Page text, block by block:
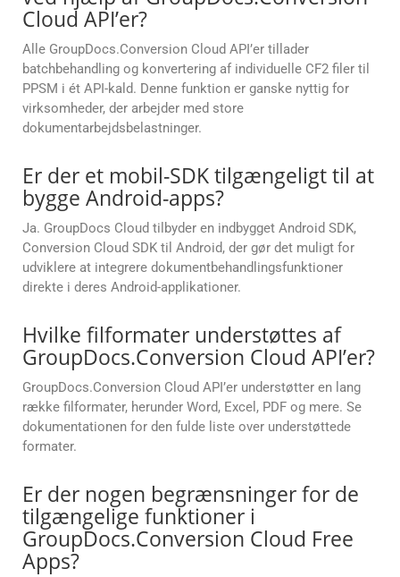
Cloud API’er?
Alle GroupDocs.Conversion Cloud API’er tillader
batchbehandling og konvertering af individuelle CF2 filer til
PPSM i ét API-kald. Denne funktion er ganske nyttig for
virksomheder, der arbejder med store
dokumentarbejdsbelastninger.
Er der et mobil-SDK tilgængeligt til at
bygge Android-apps?
Ja. GroupDocs Cloud tilbyder en indbygget Android SDK,
Conversion Cloud SDK til Android, der gør det muligt for
udviklere at integrere dokumentbehandlingsfunktioner
direkte i deres Android-applikationer.
Hvilke filformater understøttes af
GroupDocs.Conversion Cloud API’er?
GroupDocs.Conversion Cloud API’er understøtter en lang
række filformater, herunder Word, Excel, PDF og mere. Se
dokumentationen for den fulde liste over understøttede
formater.
Er der nogen begrænsninger for de
tilgængelige funktioner i
GroupDocs.Conversion Cloud Free
Apps?